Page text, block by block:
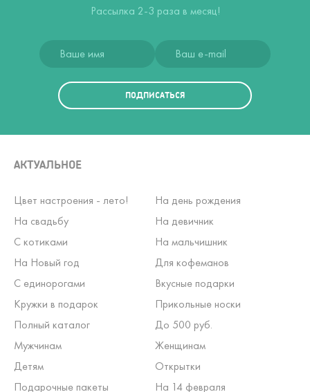
Рассылка 2-3 раза в месяц!
ПОДПИСАТЬСЯ
АКТУАЛЬНОЕ
Цвет настроения - лето!
На день рождения
На свадьбу
На девичник
С котиками
На мальчишник
На Новый год
Для кофеманов
С единорогами
Вкусные подарки
Кружки в подарок
Прикольные носки
Полный каталог
До 500 руб.
Мужчинам
Женщинам
Детям
Открытки
Подарочные пакеты
На 14 февраля